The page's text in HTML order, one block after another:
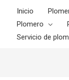
Inicio
Plomero
Servicio de